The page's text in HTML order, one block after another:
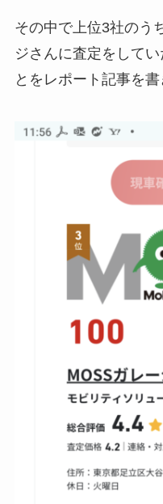
その中で上位3社のう
ジさんに査定をして
とをレポート記事を書